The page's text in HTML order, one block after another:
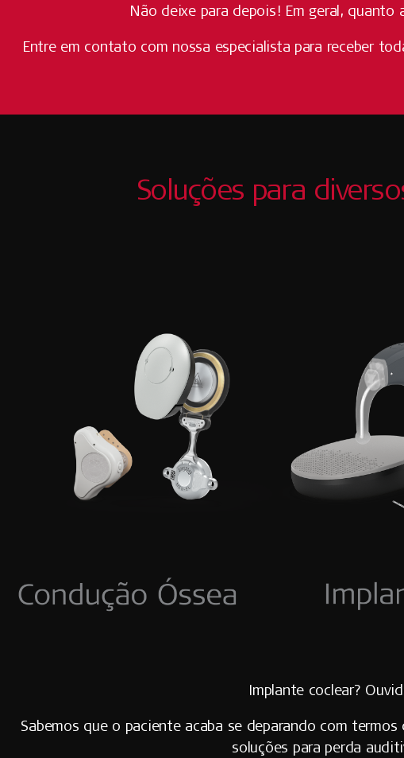
Não deixe para depois! Em geral,
Entre em contato com nossa especialista para receber
Soluções para
Implante coclear?
Sabemos que o paciente acaba se deparando com
soluções para perda